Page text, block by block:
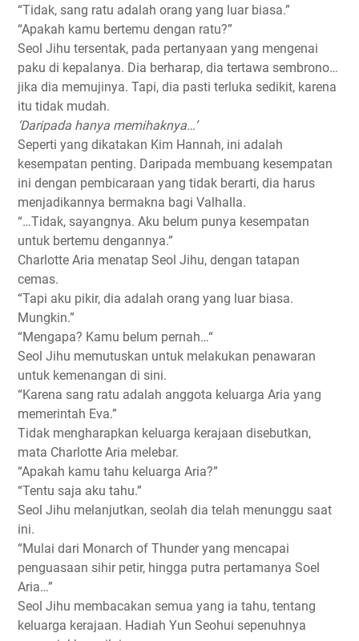
“Tidak, sang ratu adalah orang yang luar biasa.”
“Apakah kamu bertemu dengan ratu?”
Seol Jihu tersentak, pada pertanyaan yang mengenai
paku di kepalanya. Dia berharap, dia tertawa sembrono…
jika dia memujinya. Tapi, dia pasti terluka sedikit, karena
itu tidak mudah.
‘Daripada hanya memihaknya…’
Seperti yang dikatakan Kim Hannah, ini adalah
kesempatan penting. Daripada membuang kesempatan
ini dengan pembicaraan yang tidak berarti, dia harus
menjadikannya bermakna bagi Valhalla.
“…Tidak, sayangnya. Aku belum punya kesempatan
untuk bertemu dengannya.”
Charlotte Aria menatap Seol Jihu, dengan tatapan
cemas.
“Tapi aku pikir, dia adalah orang yang luar biasa.
Mungkin.”
“Mengapa? Kamu belum pernah…“
Seol Jihu memutuskan untuk melakukan penawaran
untuk kemenangan di sini.
“Karena sang ratu adalah anggota keluarga Aria yang
memerintah Eva.”
Tidak mengharapkan keluarga kerajaan disebutkan,
mata Charlotte Aria melebar.
“Apakah kamu tahu keluarga Aria?”
“Tentu saja aku tahu.”
Seol Jihu melanjutkan, seolah dia telah menunggu saat
ini.
“Mulai dari Monarch of Thunder yang mencapai
penguasaan sihir petir, hingga putra pertamanya Soel
Aria…”
Seol Jihu membacakan semua yang ia tahu, tentang
keluarga kerajaan. Hadiah Yun Seohui sepenuhnya